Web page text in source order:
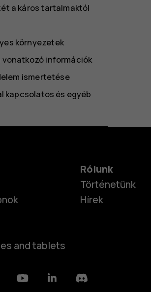
a káros tartalmaktól
környezetek
információk
ismertetése
kapcsolatos és egyéb
and tablets
Rólunk
Történetünk
Hírek
YoutubeLinkedinDiscord